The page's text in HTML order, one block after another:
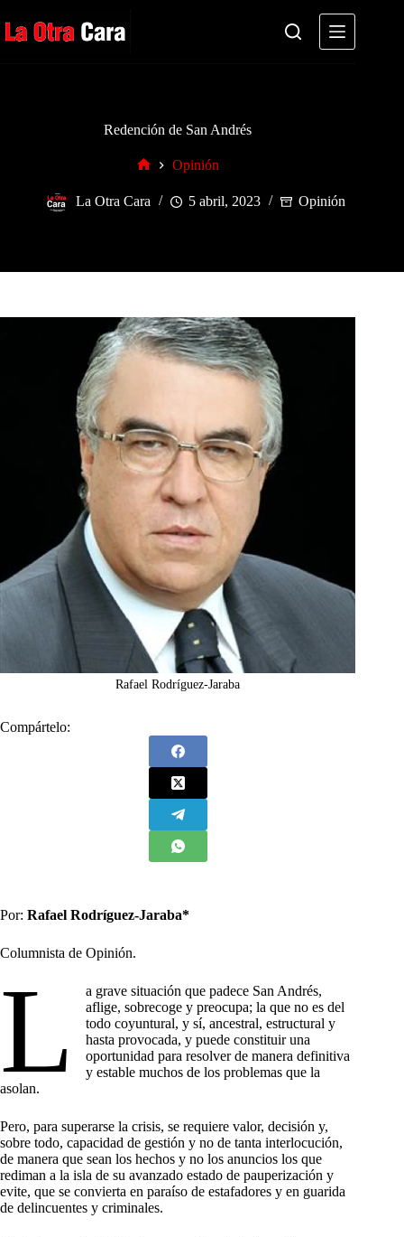
al
contenido
Redención de San Andrés
Opinión
La Otra Cara 5 abril, 2023 Opinión
Rafael Rodríguez-Jaraba
Compártelo:
Por: Rafael Rodríguez-Jaraba*
Columnista de Opinión.
L
a grave situación que padece San Andrés,
aflige, sobrecoge y preocupa; la que no es del
todo coyuntural, y sí, ancestral, estructural y
hasta provocada, y puede constituir una
oportunidad para resolver de manera definitiva
y estable muchos de los problemas que la
asolan.
Pero, para superarse la crisis, se requiere valor, decisión y,
sobre todo, capacidad de gestión y no de tanta interlocución,
de manera que sean los hechos y no los anuncios los que
rediman a la isla de su avanzado estado de pauperización y
evite, que se convierta en paraíso de estafadores y en guarida
de delincuentes y criminales.